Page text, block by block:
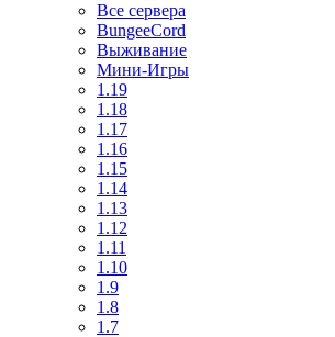
Все сервера
BungeeCord
Выживание
Мини-Игры
1.19
1.18
1.17
1.16
1.15
1.14
1.13
1.12
1.11
1.10
1.9
1.8
1.7